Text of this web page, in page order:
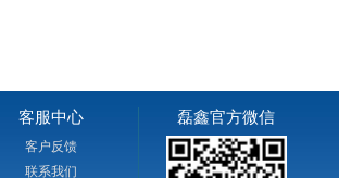
客服中心
客户反馈
联系我们
磊鑫官方微信